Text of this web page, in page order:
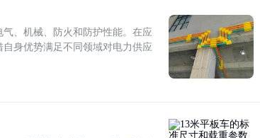
、机械、防火和防护性能。在应
身优势满足不同领域对电力供应